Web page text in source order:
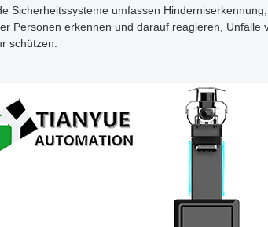
Sicherheitssysteme umfassen
Personen erkennen und darauf reagieren,
schützen.